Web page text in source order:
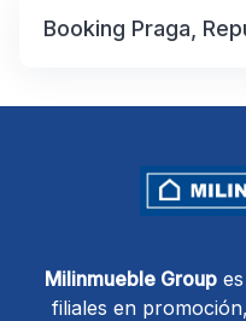
Booking Praga,
Milinmueble Groupes
filiales en